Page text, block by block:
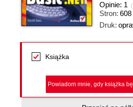
Opinie: 1
Stron: 608
Druk:
Książka
Powiadom mnie, gdy książka